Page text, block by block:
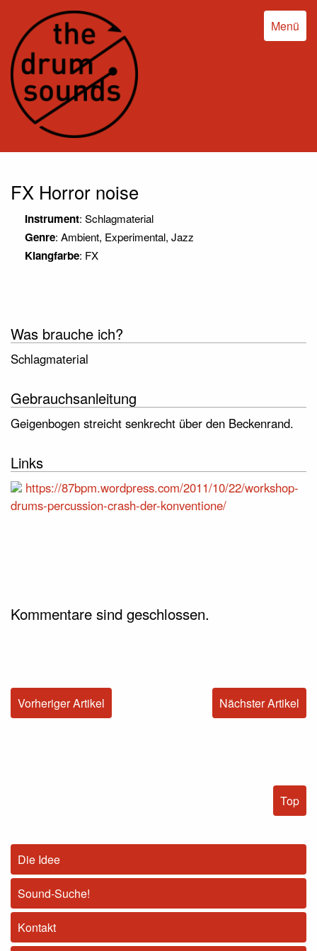
Menü
FX Horror noise
Instrument: Schlagmaterial
Genre: Ambient, Experimental, Jazz
Klangfarbe: FX
Was brauche ich?
Schlagmaterial
Gebrauchsanleitung
Geigenbogen streicht senkrecht über den Beckenrand.
Links
https://87bpm.wordpress.com/2011/10/22/workshop-
drums-percussion-crash-der-konventione/
Kommentare sind geschlossen.
Nächster Artikel
Vorheriger Artikel
Top
Die Idee
Sound-Suche!
Kontakt